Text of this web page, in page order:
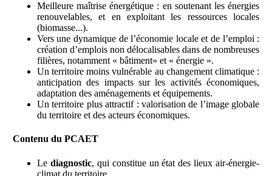
Meilleure maîtrise énergétique : en soutenant les énergies
renouvelables, et en exploitant les ressources locales
(biomasse...).
Vers une dynamique de l’économie locale et de l’emploi :
création d’emplois non délocalisables dans de nombreuses
filières, notamment « bâtiment» et « énergie ».
Un territoire moins vulnérable au changement climatique :
anticipation des impacts sur les activités économiques,
adaptation des aménagements et équipements.
Un territoire plus attractif : valorisation de l’image globale
du territoire et des acteurs économiques.
Contenu du PCAET
Le diagnostic, qui constitue un état des lieux air-énergie-
climat du territoire